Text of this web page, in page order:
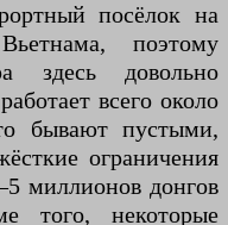
посёлок на
поэтому
здесь довольно
всего около
бывают пустыми,
ограничения
миллионов донгов
того, некоторые